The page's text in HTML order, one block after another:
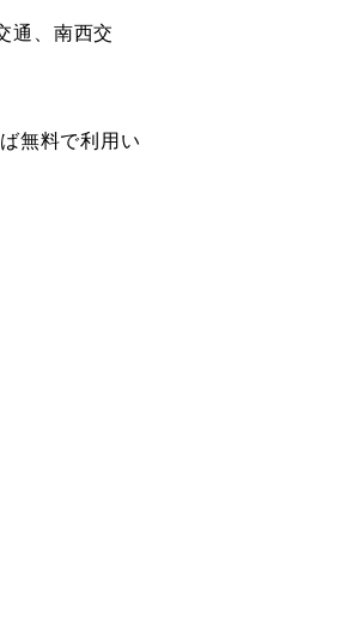
通、南西交
無料で利用い